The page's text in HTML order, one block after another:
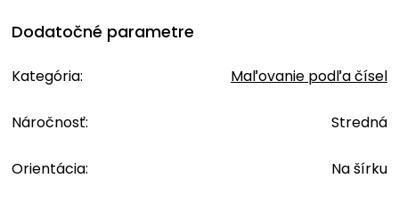
Dodatočné parametre
Kategória: Maľovanie podľa čísel
Náročnosť: Stredná
Orientácia: Na šírku